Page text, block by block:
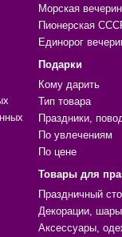
Морская
Пионерская
Единорог
Подарки
Кому дарить
Тип товара
Праздники,
По увлечениям
По цене
Товары для
Праздничный
Декорации, шары
Аксессуары,